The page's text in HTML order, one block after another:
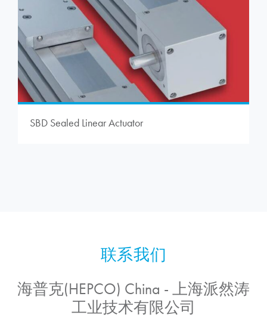
SBD Sealed Linear Actuator
海普克(HEPCO) China - 上海派然涛
工业技术有限公司